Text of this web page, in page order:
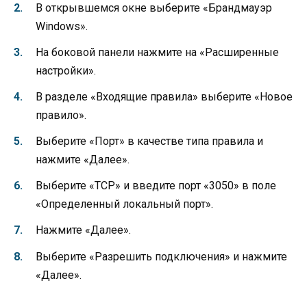
В открывшемся окне выберите «Брандмауэр
Windows».
На боковой панели нажмите на «Расширенные
настройки».
В разделе «Входящие правила» выберите «Новое
правило».
Выберите «Порт» в качестве типа правила и
нажмите «Далее».
Выберите «TCP» и введите порт «3050» в поле
«Определенный локальный порт».
Нажмите «Далее».
Выберите «Разрешить подключения» и нажмите
«Далее».